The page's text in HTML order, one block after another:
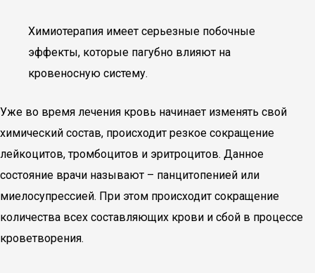
Химиотерапия имеет серьезные побочные
эффекты, которые пагубно влияют на
кровеносную систему.
Уже во время лечения кровь начинает изменять свой
химический состав, происходит резкое сокращение
лейкоцитов, тромбоцитов и эритроцитов. Данное
состояние врачи называют – панцитопенией или
миелосупрессией. При этом происходит сокращение
количества всех составляющих крови и сбой в процессе
кроветворения.